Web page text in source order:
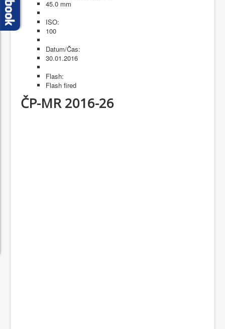
45.0 mm
ISO:
100
Datum/Čas:
30.01.2016
Flash:
Flash fired
ČP-MR 2016-26